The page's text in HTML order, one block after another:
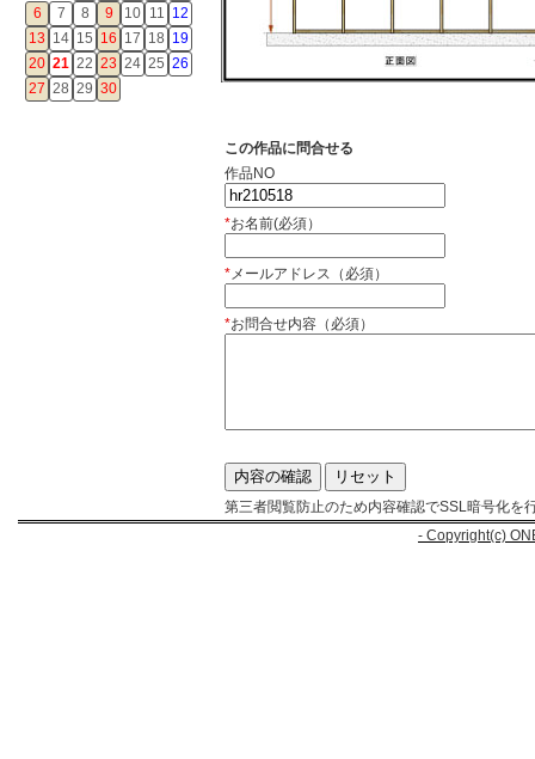
6
7 8 9 10 11 12
13 14 15 16 17 18 19
20 21 22 23 24 25 26
27 28 29 30
この作品に問合せる
作品NO
*お名前(必須）
*メールアドレス（必須）
*お問合せ内容（必須）
第三者閲覧防止のため内容確認でSSL暗号化を
- Copyright(c)